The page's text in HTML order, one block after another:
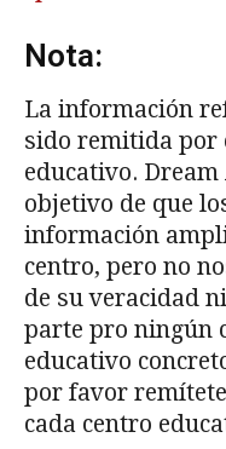
Nota:
La información
sido remitida por
educativo.
objetivo de que
información
centro, pero no
de su veracidad
parte pro ningún
educativo
por favor
cada centro